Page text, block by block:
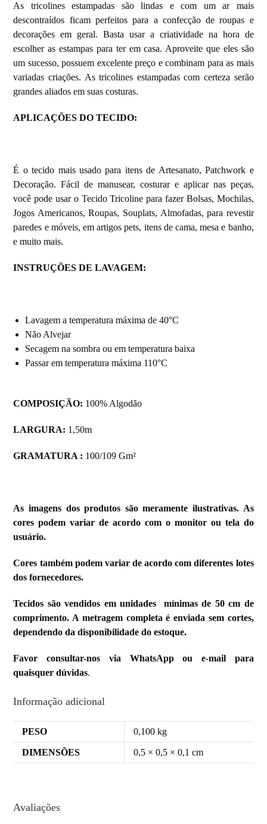
As tricolines estampadas são lindas e com um ar mais
descontraídos ficam perfeitos para a confecção de roupas e
decorações em geral. Basta usar a criatividade na hora de
escolher as estampas para ter em casa. Aproveite que eles são
um sucesso, possuem excelente preço e combinam para as mais
variadas criações. As tricolines estampadas com certeza serão
grandes aliados em suas costuras.
APLICAÇÕES DO TECIDO:
É o tecido mais usado para itens de Artesanato, Patchwork e
Decoração. Fácil de manusear, costurar e aplicar nas peças,
você pode usar o Tecido Tricoline para fazer Bolsas, Mochilas,
Jogos Americanos, Roupas, Souplats, Almofadas, para revestir
paredes e móveis, em artigos pets, itens de cama, mesa e banho,
e muito mais.
INSTRUÇÕES DE LAVAGEM:
Lavagem a temperatura máxima de 40°C
Não Alvejar
Secagem na sombra ou em temperatura baixa
Passar em temperatura máxima 110°C
COMPOSIÇÃO: 100% Algodão
LARGURA: 1,50m
GRAMATURA : 100/109 Gm²
As imagens dos produtos são meramente ilustrativas. As
cores podem variar de acordo com o monitor ou tela do
usuário.
Cores também podem variar de acordo com diferentes lotes
dos fornecedores.
Tecidos são vendidos em unidades mínimas de 50 cm de
comprimento. A metragem completa é enviada sem cortes,
dependendo da disponibilidade do estoque.
Favor consultar-nos via WhatsApp ou e-mail para
quaisquer dúvidas.
Informação adicional
PESO 0,100 kg
DIMENSÕES 0,5 × 0,5 × 0,1 cm
Avaliações